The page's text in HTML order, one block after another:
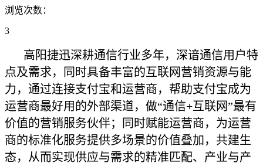
浏览次数：
3
高阳捷迅深耕通信行业多年，深谙通信用户特
点及需求，同时具备丰富的互联网营销资源与能
力，通过连接支付宝和运营商，帮助支付宝成为
运营商最好用的外部渠道，做“通信+互联网”最有
价值的营销服务伙伴；同时赋能运营商，为运营
商的标准化服务提供多场景的价值叠加，共建生
态，从而实现供应与需求的精准匹配、产业与产